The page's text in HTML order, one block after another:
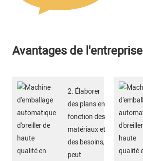
Avantages de l'entreprise
2. Élaborer
des plans en
fonction des
matériaux et
des besoins,
peut